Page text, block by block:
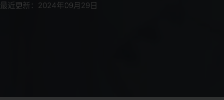
最近更新：2024年09月29日